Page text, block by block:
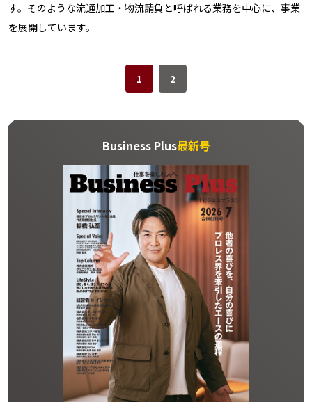
す。そのような流通加工・物流請負と呼ばれる業務を中心に、事業
を展開しています。
1 2
Business Plus最新号